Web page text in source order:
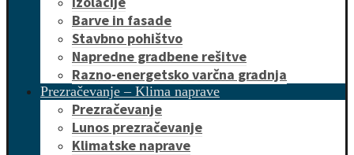
Barve in fasade
Stavbno pohištvo
Napredne gradbene rešitve
Razno-energetsko varčna gradnja
Prezračevanje – Klima naprave
Prezračevanje
Lunos prezračevanje
Klimatske naprave